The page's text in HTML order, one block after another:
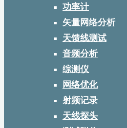
功率计
矢量网络分析
天馈线测试
音频分析
综测仪
网络优化
射频记录
天线探头